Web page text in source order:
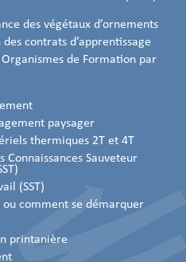
des végétaux d’ornements
contrats d’apprentissage
de Formation par
paysager
thermiques 2T et 4T
Sauveteur
(SST)
comment se démarquer
printanière